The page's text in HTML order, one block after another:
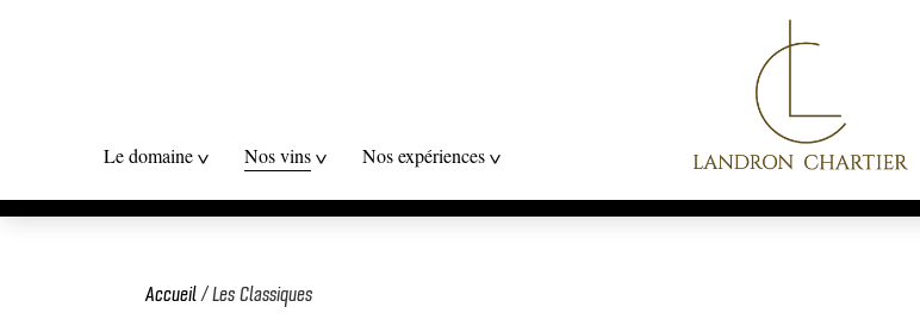
Le domaine Nos vins Nos expériences
Accueil/ Les Classiques